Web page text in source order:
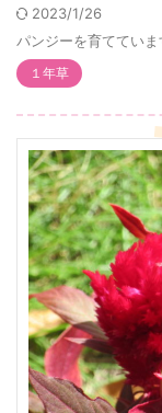
2023/1/26
パンジーを育てていま
１年草